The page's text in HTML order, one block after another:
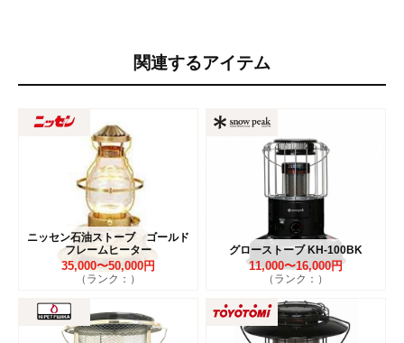
関連するアイテム
ニッセン石油ストーブ ゴールド
フレームヒーター
35,000〜50,000円
（ランク：）
グローストーブ KH-100BK
11,000〜16,000円
（ランク：）